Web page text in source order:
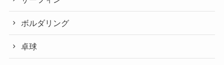
ボルダリング
卓球